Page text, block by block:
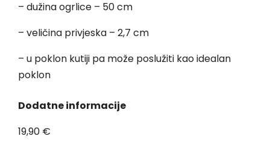
– dužina ogrlice – 50 cm
– veličina privjeska – 2,7 cm
– u poklon kutiji pa može poslužiti kao idealan
poklon
Dodatne informacije
19,90 €